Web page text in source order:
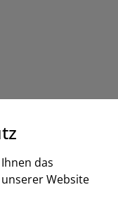
das
Website